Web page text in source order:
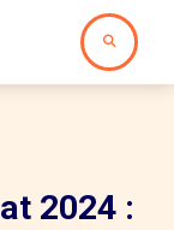
2024 :